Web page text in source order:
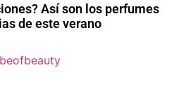
Así son los perfumes
de este verano